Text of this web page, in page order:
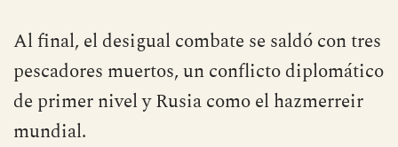
Al final, el desigual combate se saldó con tres
pescadores muertos, un conflicto diplomático
de primer nivel y Rusia como el hazmerreir
mundial.